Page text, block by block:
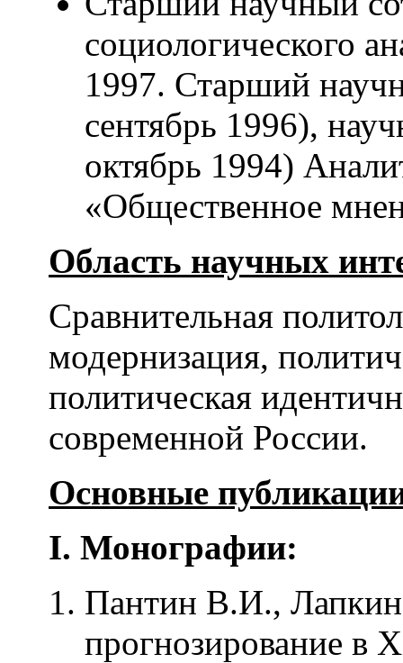
социологического
1997. Старший
сентябрь 1996),
октябрь 1994)
«Общественное
Область научных
Сравнительная
модернизация,
политическая
современной России.
Основные
I. Монографии:
Пантин В.И.,
прогнозирование в